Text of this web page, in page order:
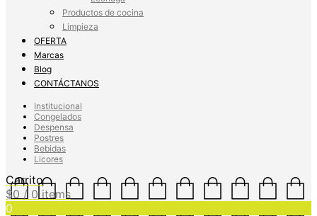
Productos de cocina
Limpieza
OFERTA
Marcas
Blog
CONTÁCTANOS
Institucional
Congelados
Despensa
Postres
Bebidas
Licores
Carrito
$0 / 0 items
0